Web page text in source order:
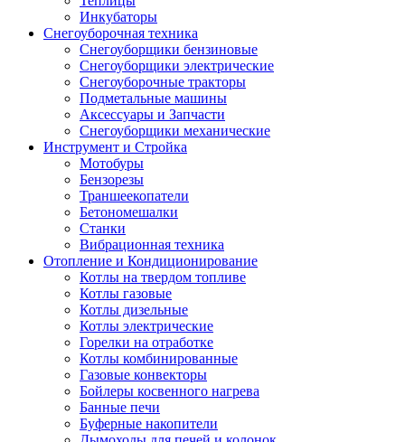
Инкубаторы
Снегоуборочная техника
Снегоуборщики бензиновые
Снегоуборщики электрические
Снегоуборочные тракторы
Подметальные машины
Аксессуары и Запчасти
Снегоуборщики механические
Инструмент и Стройка
Мотобуры
Бензорезы
Траншеекопатели
Бетономешалки
Станки
Вибрационная техника
Отопление и Кондиционирование
Котлы на твердом топливе
Котлы газовые
Котлы дизельные
Котлы электрические
Горелки на отработке
Котлы комбинированные
Газовые конвекторы
Бойлеры косвенного нагрева
Банные печи
Буферные накопители